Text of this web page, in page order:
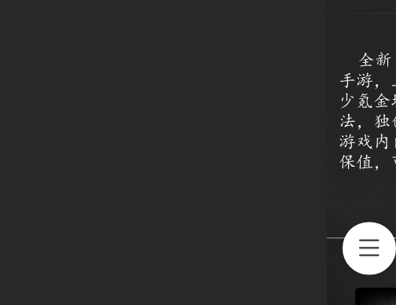
全新
手游
少氪
法，独
游戏内
保值，